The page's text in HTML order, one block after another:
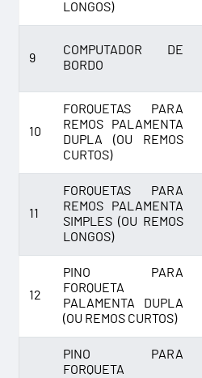
LONGOS)
9
COMPUTADOR DE
BORDO
10
FORQUETAS PARA
REMOS PALAMENTA
DUPLA (OU REMOS
CURTOS)
11
FORQUETAS PARA
REMOS PALAMENTA
SIMPLES (OU REMOS
LONGOS)
12
PINO PARA
FORQUETA
PALAMENTA DUPLA
(OU REMOS CURTOS)
PINO PARA
FORQUETA